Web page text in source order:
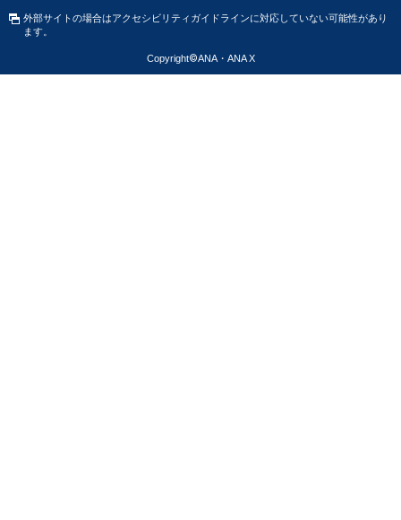
外部サイトの場合はアクセシビリティガイドラインに対応していない可能性があり
ます。
Copyright©ANA・ANA X